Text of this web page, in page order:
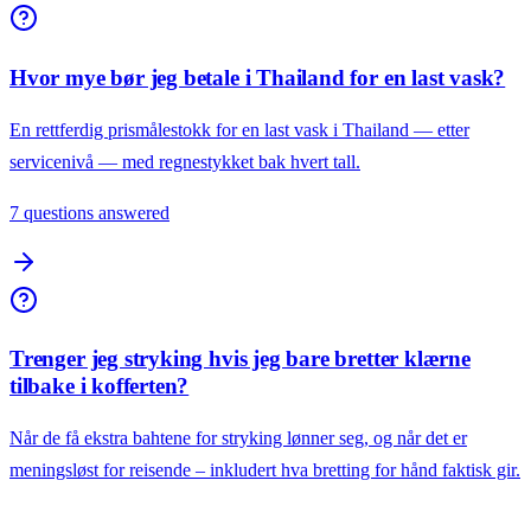
Hvor mye bør jeg betale i Thailand for en last vask?
En rettferdig prismålestokk for en last vask i Thailand — etter
servicenivå — med regnestykket bak hvert tall.
7 questions answered
Trenger jeg stryking hvis jeg bare bretter klærne
tilbake i kofferten?
Når de få ekstra bahtene for stryking lønner seg, og når det er
meningsløst for reisende – inkludert hva bretting for hånd faktisk gir.